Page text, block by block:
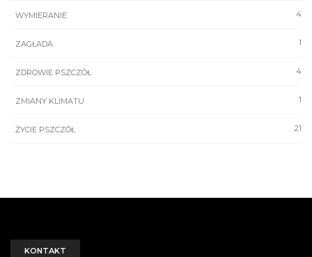
4
WYMIERANIE
1
ZAGŁADA
4
ZDROWIE PSZCZÓŁ
1
ZMIANY KLIMATU
21
ŻYCIE PSZCZÓŁ
KONTAKT